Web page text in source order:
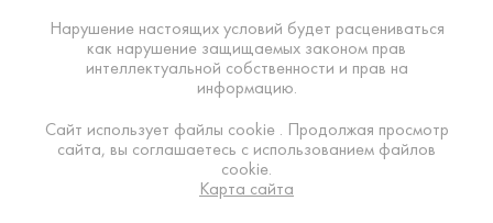
Нарушение настоящих условий будет расцениваться
как нарушение защищаемых законом прав
интеллектуальной собственности и прав на
информацию.
Сайт использует файлы cookie . Продолжая просмотр
сайта, вы соглашаетесь с использованием файлов
cookie.
Карта сайта